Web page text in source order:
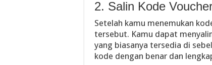
2. Salin Kode
Setelah kamu menemukan
tersebut. Kamu dapat
yang biasanya tersedia di
kode dengan benar dan